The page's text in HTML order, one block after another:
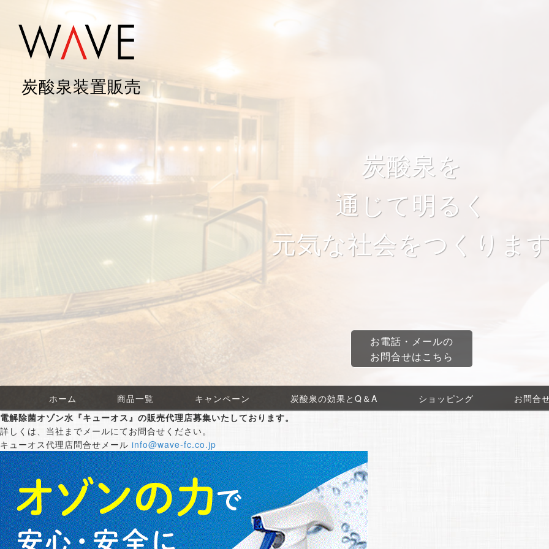
炭酸泉装置販売
炭酸泉を
通じて明るく
元気な社会をつくりま
お電話・メールの
お問合せはこちら
ホーム 商品一覧 キャンペーン 炭酸泉の効果とQ＆A ショッピング
お問合
電解除菌オゾン水『キューオス』の販売代理店募集いたしております。
詳しくは、当社までメールにてお問合せください。
キューオス代理店問合せメール info@wave-fc.co.jp